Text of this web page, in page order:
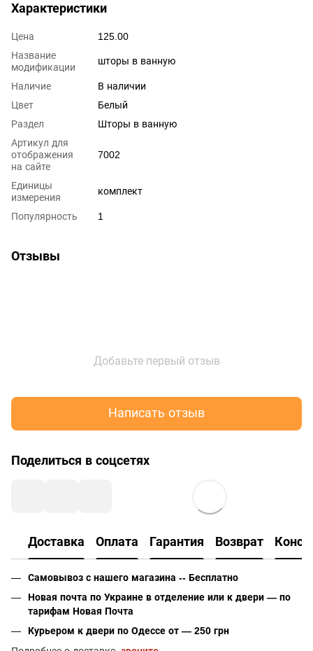
Характеристики
Цена
125.00
Название
модификации
шторы в ванную
Наличие
В наличии
Цвет
Белый
Раздел
Шторы в ванную
Артикул для
отображения
на сайте
7002
Единицы
измерения
комплект
Популярность 1
Отзывы
Добавьте первый отзыв
Написать отзыв
Поделиться в соцсетях
Доставка Оплата Гарантия Возврат
Самовывоз с нашего магазина -- Бесплатно
Новая почта по Украине в отделение или к двери — по
тарифам Новая Почта
Курьером к двери по Одессе от — 250 грн